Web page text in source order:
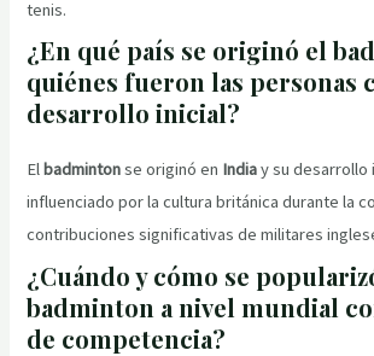
tenis.
¿En qué país se originó el
quiénes fueron las personas
desarrollo inicial?
El badmintonse originó en Indiay su desarrollo
influenciado por la cultura británica durante la
contribuciones significativas de militares
¿Cuándo y cómo se
badminton a nivel mundial
de competencia?